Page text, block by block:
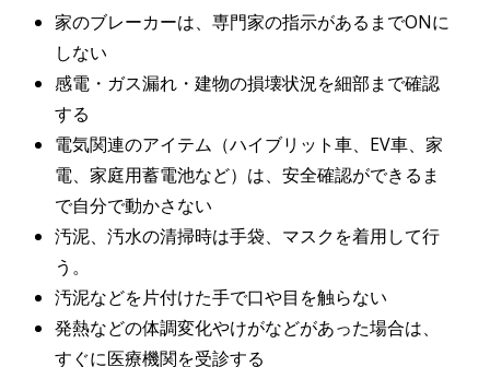
家のブレーカーは、専門家の指示があるまでONに
しない
感電・ガス漏れ・建物の損壊状況を細部まで確認
する
電気関連のアイテム（ハイブリット車、EV車、家
電、家庭用蓄電池など）は、安全確認ができるま
で自分で動かさない
汚泥、汚水の清掃時は手袋、マスクを着用して行
う。
汚泥などを片付けた手で口や目を触らない
発熱などの体調変化やけがなどがあった場合は、
すぐに医療機関を受診する